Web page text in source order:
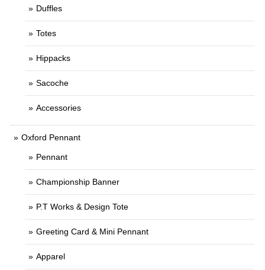
Duffles
Totes
Hippacks
Sacoche
Accessories
Oxford Pennant
Pennant
Championship Banner
P.T Works & Design Tote
Greeting Card & Mini Pennant
Apparel